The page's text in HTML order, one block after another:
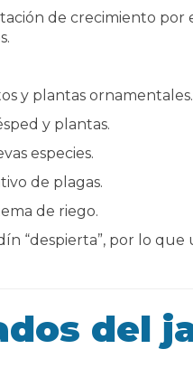
de crecimiento
y plantas ornamentales.
y plantas.
especies.
de plagas.
de riego.
“despierta”, por lo
del